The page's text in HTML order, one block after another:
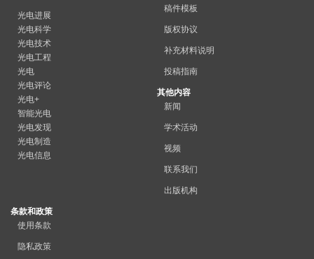
光电进展
光电科学
光电技术
光电工程
光电
光电评论
光电+
智能光电
光电发现
光电制造
光电信息
稿件模板
版权协议
补充材料说明
投稿指南
其他内容
新闻
学术活动
视频
联系我们
出版机构
条款和政策
使用条款
隐私政策